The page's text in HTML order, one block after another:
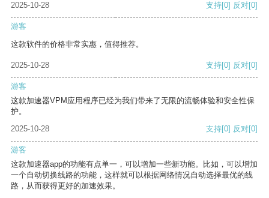
2025-10-28 支持[0] 反对[0]
游客
这款软件的价格非常实惠，值得推荐。
2025-10-28 支持[0] 反对[0]
游客
这款加速器VPM应用程序已经为我们带来了无限的流畅体验和安全性保
护。
2025-10-28
支持[0] 反对[0]
游客
这款加速器app的功能有点单一，可以增加一些新功能。比如，可以增加
一个自动切换线路的功能，这样就可以根据网络情况自动选择最优的线
路，从而获得更好的加速效果。